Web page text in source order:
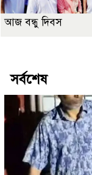
আজ বন্ধু দিবস
সর্বশেষ